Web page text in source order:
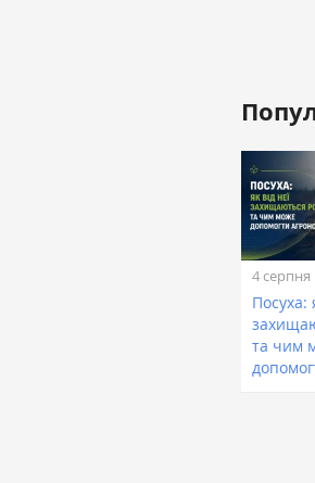
4 серпня
Посуха:
та чим